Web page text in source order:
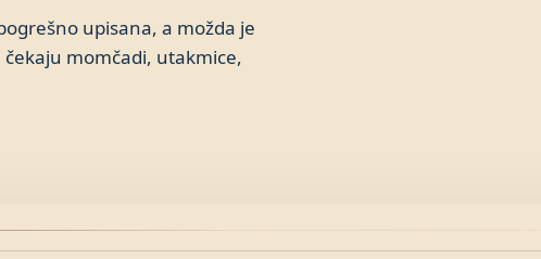
upisana, a možda je
momčadi, utakmice,